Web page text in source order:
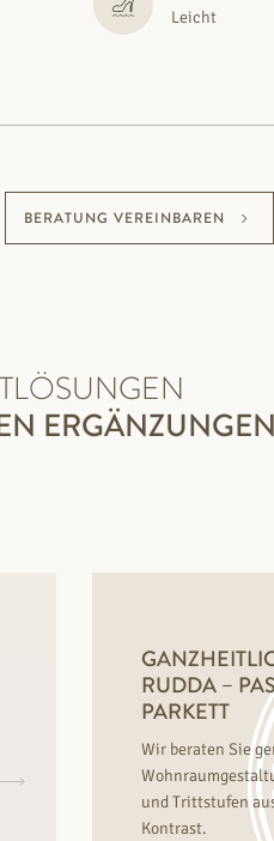
Leicht
BERATUNG VEREINBAREN
ERGÄNZUNGEN
RUDDA –
PARKETT
Wir beraten Sie
und Trittstufen
Kontrast.